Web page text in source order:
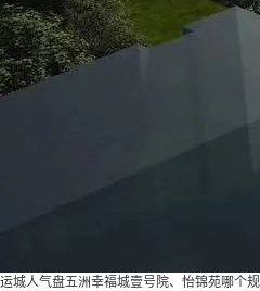
运城人气盘五洲幸福城壹号院、怡锦苑哪个